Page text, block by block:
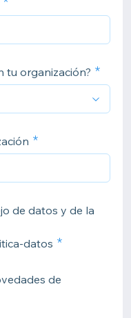
tu organización?
de datos y de la
datos
de